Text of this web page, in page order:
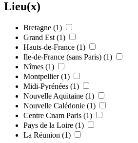
Lieu(x)
Bretagne (1)
Grand Est (1)
Hauts-de-France (1)
Ile-de-France (sans Paris) (1)
Nîmes (1)
Montpellier (1)
Midi-Pyrénées (1)
Nouvelle Aquitaine (1)
Nouvelle Calédonie (1)
Centre Cnam Paris (1)
Pays de la Loire (1)
La Réunion (1)